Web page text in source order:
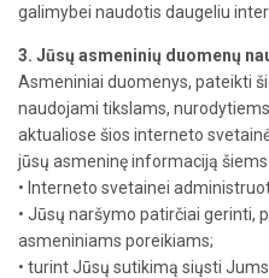
galimybei naudotis daugeliu
3. Jūsų asmeninių duomenų
Asmeniniai duomenys, pateikti
naudojami tikslams,
aktualiose šios interneto
jūsų asmeninę informaciją
• Interneto svetainei
• Jūsų naršymo patirčiai gerinti,
asmeniniams poreikiams;
• turint Jūsų sutikimą siųsti